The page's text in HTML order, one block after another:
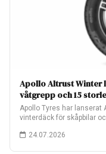
Apollo Altrust Winter
våtgrepp och 15
Apollo Tyres har lanserat
vinterdäck för skåpbilar
24.07.2026